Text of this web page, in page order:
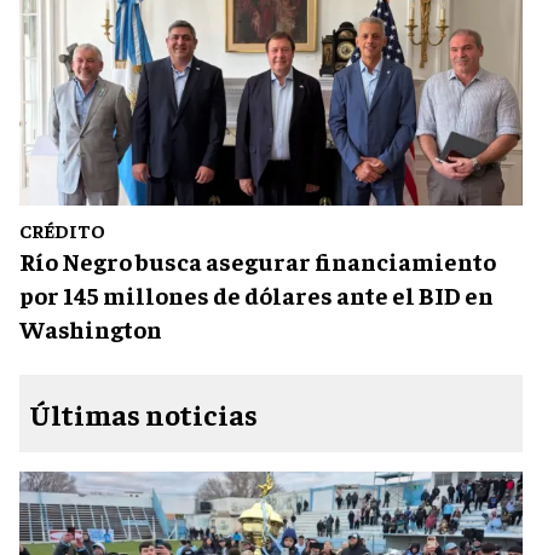
CRÉDITO
Río Negro busca asegurar financiamiento
por 145 millones de dólares ante el BID en
Washington
Últimas noticias